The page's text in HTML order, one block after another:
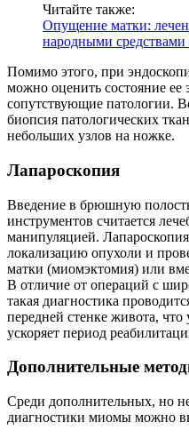
Читайте также:
Опущение матки:
народными средствами
Помимо этого, при
можно оценить состояние ее
сопутствующие патологии.
биопсия патологических
небольших узлов на ножке.
Лапароскопия
Введение в брюшную
инструментов считается
манипуляцией.
локализацию опухоли и
матки (миомэктомия) или
В отличие от операций с
такая диагностика
передней стенке живота, что
ускоряет период
Дополнительные
Среди дополнительных, но
диагностики миомы можно